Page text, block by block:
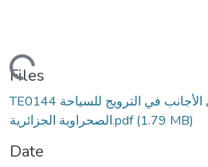
Loading...
Files
TE0144 دور صناعة المحتوى الأجانب في الترويج للسياحة
الصحراوية الجزائرية.pdf(1.79 MB)
Date